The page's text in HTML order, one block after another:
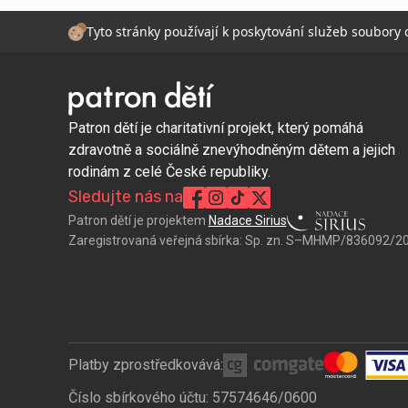
Tyto stránky používají k poskytování služeb
Patron dětí je charitativní projekt, který pomáhá
zdravotně a sociálně znevýhodněným dětem a jejich
rodinám z celé České republiky.
Sledujte nás na
Patron dětí je projektem Nadace Sirius
Zaregistrovaná veřejná sbírka: Sp. zn. S–MHMP/836092/
Platby zprostředkovává:
Číslo sbírkového účtu: 57574646/0600